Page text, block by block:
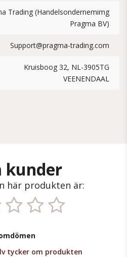
Trading (Handelsondernemimg
Pragma BV)
Support@pragma-trading.com
Kruisboog 32, NL-3905TG
VEENENDAAL
kunder
här produkten är:
tycker om produkten